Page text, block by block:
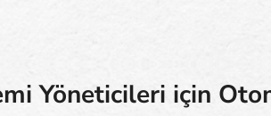
Yöneticileri için